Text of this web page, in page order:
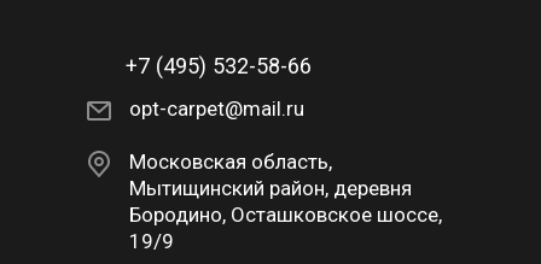
+7 (495) 532-58-66
opt-carpet@mail.ru
Московская область,
Мытищинский район, деревня
Бородино, Осташковское шоссе,
19/9